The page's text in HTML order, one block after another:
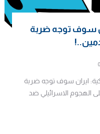
سوف توجه ضربة
0
ايران سوف توجه ضربة
الهجوم الاسرائيلي ضد